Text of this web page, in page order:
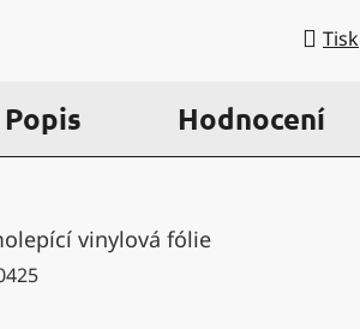
Tisk
Popis Hodnocení
vinylová fólie